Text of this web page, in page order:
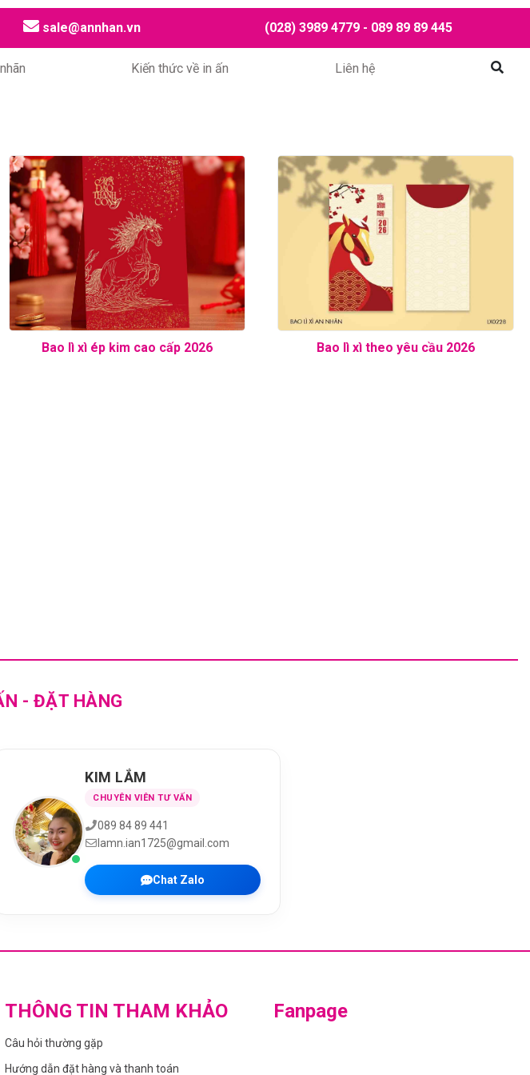
sale@annhan.vn (028) 3989 4779 - 089 89 89 445
Kiến thức về in ấn
Liên hệ
Bao lì xì ép kim cao cấp 2026 Bao lì xì theo yêu cầu 2026
- ĐẶT HÀNG
KIM LẮM
CHUYÊN VIÊN TƯ VẤN
089 84 89 441
lamn.ian1725@gmail.com
Chat Zalo
THÔNG TIN THAM KHẢO
Câu hỏi thường gặp
Hướng dẫn đặt hàng và thanh toán
Fanpage